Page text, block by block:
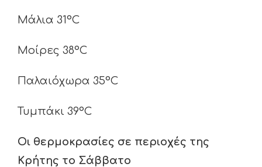
Μάλια 31°C
Μοίρες 38°C
Παλαιόχωρα 35°C
Τυμπάκι 39°C
Οι θερμοκρασίες σε περιοχές της
Κρήτης το Σάββατο